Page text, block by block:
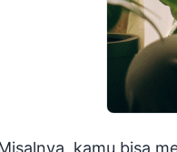
kamu bisa